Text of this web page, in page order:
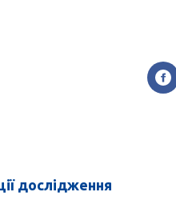
дослідження